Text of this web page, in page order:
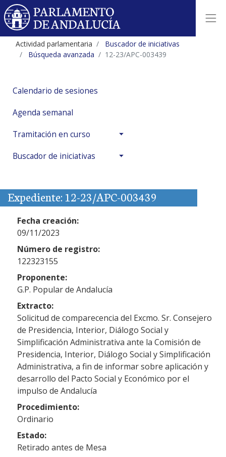
Actividad parlamentaria
Buscador de iniciativas
Búsqueda avanzada
12-23/APC-003439
Calendario de sesiones
Agenda semanal
Tramitación en curso
Buscador de iniciativas
Expediente: 12-23/APC-003439
Fecha creación:
09/11/2023
Número de registro:
122323155
Proponente:
G.P. Popular de Andalucía
Extracto:
Solicitud de comparecencia del Excmo. Sr. Consejero
de Presidencia, Interior, Diálogo Social y
Simplificación Administrativa ante la Comisión de
Presidencia, Interior, Diálogo Social y Simplificación
Administrativa, a fin de informar sobre aplicación y
desarrollo del Pacto Social y Económico por el
impulso de Andalucía
Procedimiento:
Ordinario
Estado:
Retirado antes de Mesa